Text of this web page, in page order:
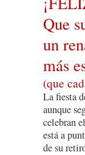
Que
un
más
(que
La fiesta
aunque
celebran
está a
de su